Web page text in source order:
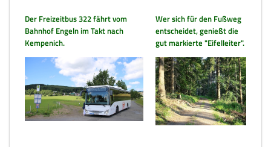
Der Freizeitbus 322 fährt vom
Bahnhof Engeln im Takt nach
Kempenich.
Wer sich für den Fußweg
entscheidet, genießt die
gut markierte "Eifelleiter".